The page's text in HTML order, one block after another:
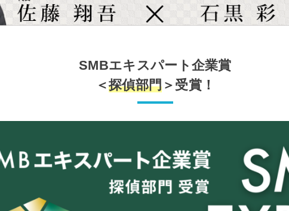
SMBエキスパート企業賞
＜探偵部門 ＞受賞！